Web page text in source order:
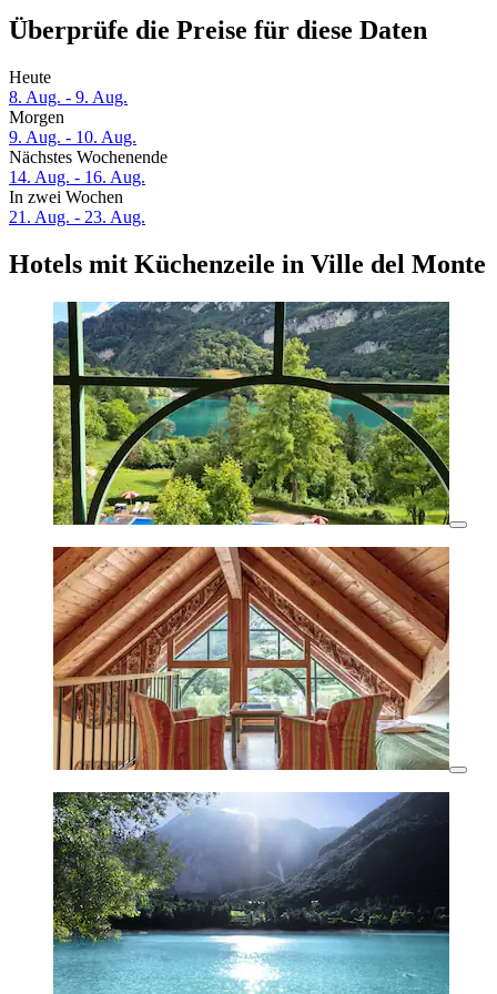
Überprüfe die Preise für diese Daten
Heute
8. Aug. - 9. Aug.
Morgen
9. Aug. - 10. Aug.
Nächstes Wochenende
14. Aug. - 16. Aug.
In zwei Wochen
21. Aug. - 23. Aug.
Hotels mit Küchenzeile in Ville del Monte